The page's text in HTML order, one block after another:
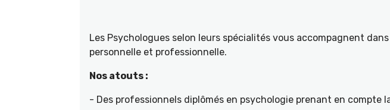
Les Psychologues selon leurs spécialités vous accompagnent
personnelle et professionnelle.
Nos atouts :
- Des professionnels diplômés en psychologie prenant en compte